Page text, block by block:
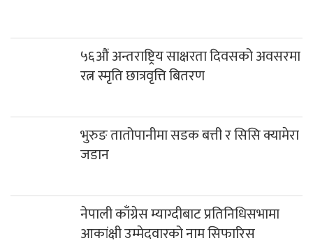
५६औं अन्तराष्ट्रिय साक्षरता दिवसको अवसरमा
रत्न स्मृति छात्रवृत्ति बितरण
भुरुङ तातोपानीमा सडक बत्ती र सिसि क्यामेरा
जडान
नेपाली काँग्रेस म्याग्दीबाट प्रतिनिधिसभामा
आकांक्षी उम्मेदवारको नाम सिफारिस